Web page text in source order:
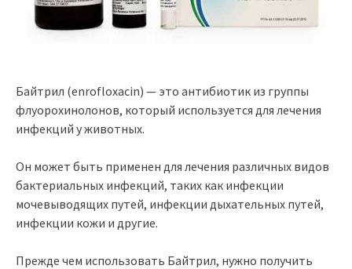
Байтрил (enrofloxacin) — это антибиотик из группы
флуорохинолонов, который используется для лечения
инфекций у животных.
Он может быть применен для лечения различных видов
бактериальных инфекций, таких как инфекции
мочевыводящих путей, инфекции дыхательных путей,
инфекции кожи и другие.
Прежде чем использовать Байтрил, нужно получить